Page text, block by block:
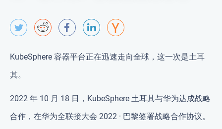
KubeSphere 容器平台正在迅速走向全球，这一次是土耳
其。
2022 年 10 月 18 日，KubeSphere 土耳其与华为达成战略
合作，在华为全联接大会 2022 · 巴黎签署战略合作协议。